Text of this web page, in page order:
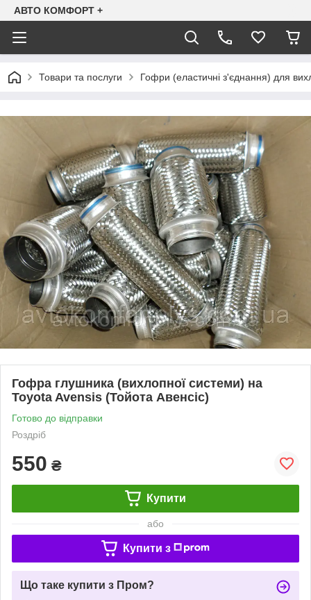
АВТО КОМФОРТ +
Товари та послуги Гофри (еластичні з'єднання) для
Гофра глушника (вихлопної системи) на
Toyota Avensis (Тойота Авенсіс)
Готово до відправки
Роздріб
550 ₴
Купити
або
Купити з
Що таке купити з Пром?